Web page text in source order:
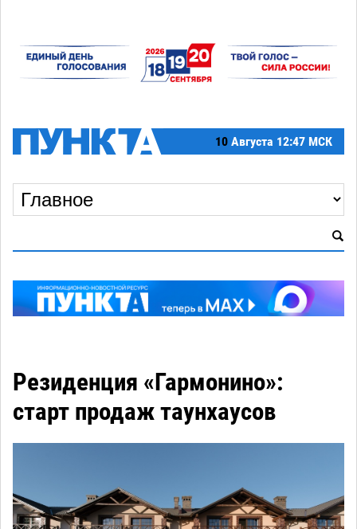
10 Августа 12:47 МСК
Резиденция «Гармонино»:
старт продаж таунхаусов